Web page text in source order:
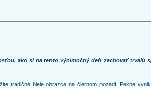
ako si na tento výnímočný deň zachovať trvalú
tradičné biele obrazce na čiernom pozadí. Pekne